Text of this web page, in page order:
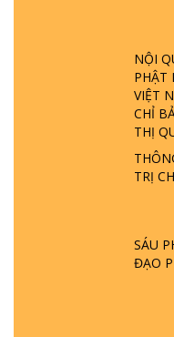
NỘI
PHẬT
VIỆT
CHỈ
THỊ
TRỊ
SÁU
ĐẠO
LÀ AI?
GIẢI
SAO
- HỎA
GIẢI
GIẢI